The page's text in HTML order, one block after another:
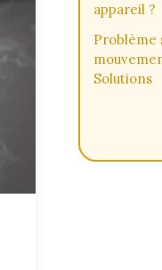
appareil ?
Problème
Solutions